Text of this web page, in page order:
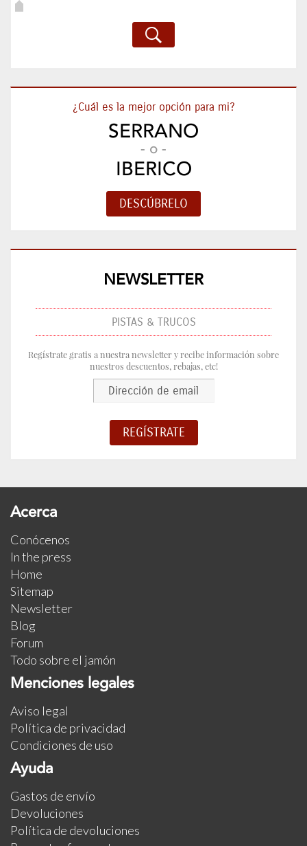
¿Cuál es la mejor opción para mi?
SERRANO
- o -
IBERICO
NEWSLETTER
PISTAS & TRUCOS
Regístrate gratis a nuestra newsletter y recibe información sobre
nuestros descuentos, rebajas, etc!
Acerca
Conócenos
In the press
Home
Sitemap
Newsletter
Blog
Forum
Todo sobre el jamón
Menciones legales
Aviso legal
Política de privacidad
Condiciones de uso
Ayuda
Gastos de envío
Devoluciones
Política de devoluciones